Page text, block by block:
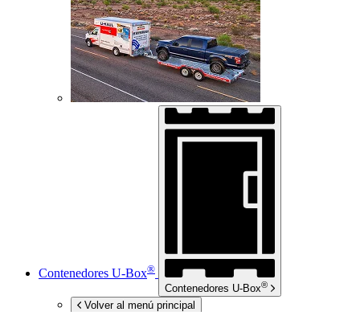
Contenedores U-Box®
Contenedores U-Box®
Volver al menú principal